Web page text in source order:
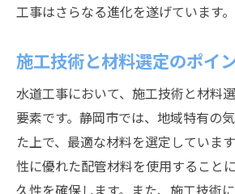
工事はさらなる進化を遂げています。
施工技術と材料選定のポイ
水道工事において、施工技術と材料
要素です。静岡市では、地域特有の
た上で、最適な材料を選定していま
性に優れた配管材料を使用すること
久性を確保します。また、施工技術